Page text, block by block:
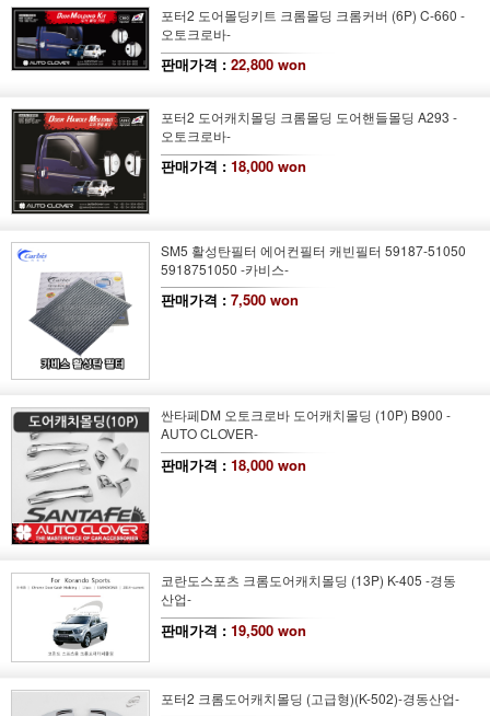
포터2 도어몰딩키트 크롬몰딩 크롬커버 (6P) C-660 -
오토크로바-
판매가격 : 22,800 won
포터2 도어캐치몰딩 크롬몰딩 도어핸들몰딩 A293 -
오토크로바-
판매가격 : 18,000 won
SM5 활성탄필터 에어컨필터 캐빈필터 59187-51050
5918751050 -카비스-
판매가격 : 7,500 won
싼타페DM 오토크로바 도어캐치몰딩 (10P) B900 -
AUTO CLOVER-
판매가격 : 18,000 won
코란도스포츠 크롬도어캐치몰딩 (13P) K-405 -경동
산업-
판매가격 : 19,500 won
포터2 크롬도어캐치몰딩 (고급형)(K-502)-경동산업-